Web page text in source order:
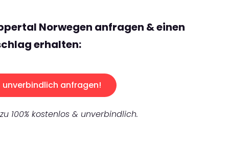
Norwegen anfragen & einen
erhalten:
unverbindlich anfragen!
100% kostenlos & unverbindlich.